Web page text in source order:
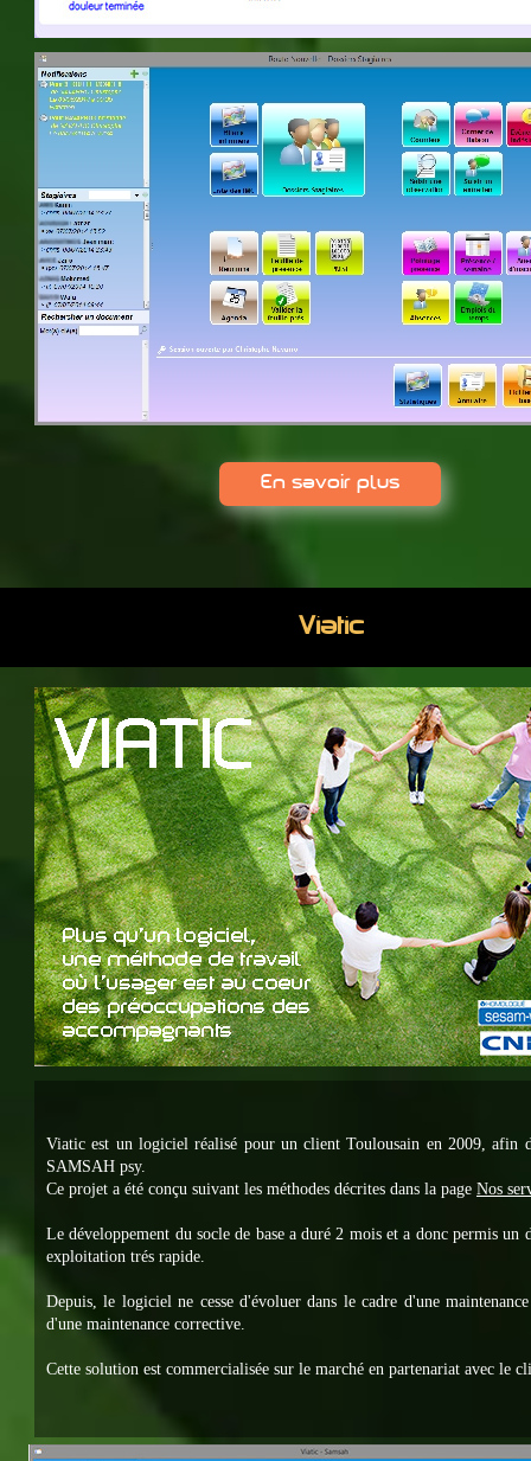
En savoir plus
Viatic
Viatic est un logiciel réalisé pour un client Toulousain en 2009, afin
SAMSAH psy.
Ce projet a été conçu suivant les méthodes décrites dans la page Nos
Le développement du socle de base a duré 2 mois et a donc permis un
exploitation trés rapide.
Depuis, le logiciel ne cesse d'évoluer dans le cadre d'une
d'une maintenance corrective.
Cette solution est commercialisée sur le marché en partenariat avec le